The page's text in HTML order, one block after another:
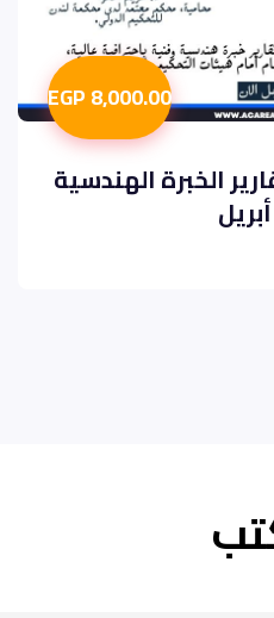
8,000.00 EGP
الخبرة الهندسية